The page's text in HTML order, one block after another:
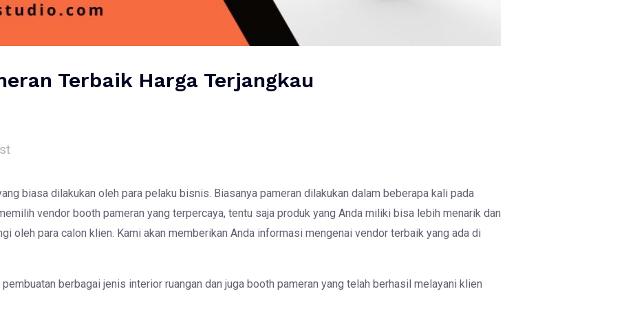
Terbaik Harga Terjangkau
biasa dilakukan oleh para pelaku bisnis. Biasanya pameran dilakukan dalam beberapa kali pada
vendor booth pameran yang terpercaya, tentu saja produk yang Anda miliki bisa lebih menarik dan
oleh para calon klien. Kami akan memberikan Anda informasi mengenai vendor terbaik yang ada di
berbagai jenis interior ruangan dan juga booth pameran yang telah berhasil melayani klien